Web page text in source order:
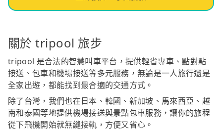
關於 tripool 旅步
tripool 是合法的智慧叫車平台，提供輕省專車、點對點
接送、包車和機場接送等多元服務，無論是一人旅行還是
全家出遊，都能找到最合適的交通方式。
除了台灣，我們也在日本、韓國、新加坡、馬來西亞、越
南和泰國等地提供機場接送與景點包車服務，讓你的旅程
從下飛機開始就無縫接軌，方便又省心。